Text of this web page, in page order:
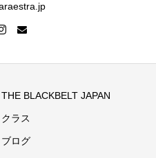
THE BLACKBELT JAPAN
クラス
ブログ